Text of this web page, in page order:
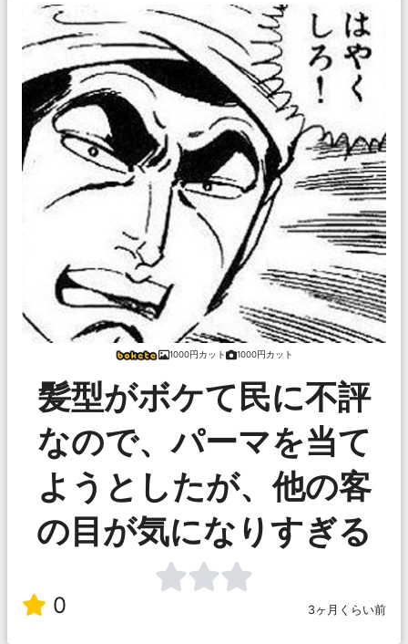
1000円カット 1000円カット
髪型がボケて民に不評
なので、パーマを当て
ようとしたが、他の客
の目が気になりすぎる
0 3ヶ月くらい前